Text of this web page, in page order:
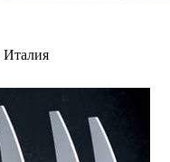
Италия